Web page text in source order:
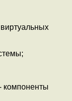
компоненты